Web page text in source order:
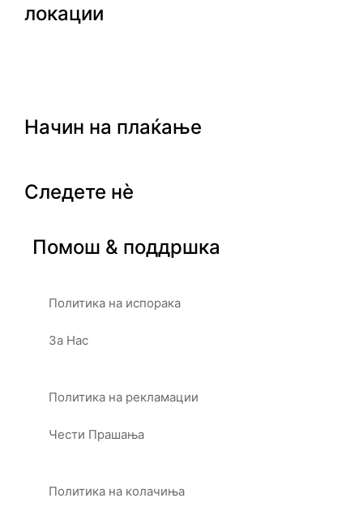
локации
Начин на плаќање
Следете нè
Помош & поддршка
Политика на испорака
За Нас
Политика на рекламации
Чести Прашања
Политика на колачиња